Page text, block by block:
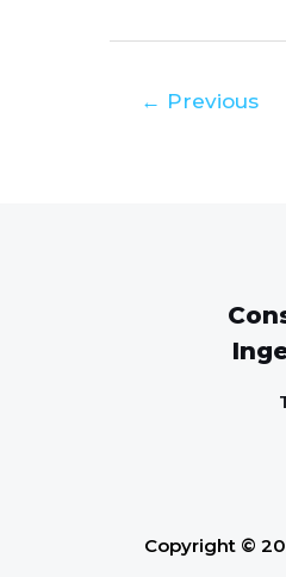
← Previous
Copyright ©